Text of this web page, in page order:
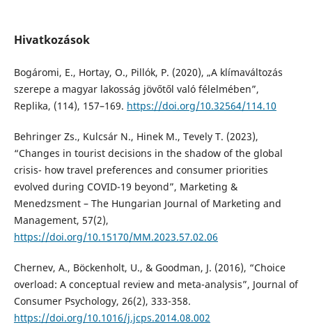
Hivatkozások
Bogáromi, E., Hortay, O., Pillók, P. (2020), „A klímaváltozás
szerepe a magyar lakosság jövőtől való félelmében”,
Replika, (114), 157–169. https://doi.org/10.32564/114.10
Behringer Zs., Kulcsár N., Hinek M., Tevely T. (2023),
“Changes in tourist decisions in the shadow of the global
crisis- how travel preferences and consumer priorities
evolved during COVID-19 beyond”, Marketing &
Menedzsment – The Hungarian Journal of Marketing and
Management, 57(2),
https://doi.org/10.15170/MM.2023.57.02.06
Chernev, A., Böckenholt, U., & Goodman, J. (2016), “Choice
overload: A conceptual review and meta-analysis”, Journal of
Consumer Psychology, 26(2), 333-358.
https://doi.org/10.1016/j.jcps.2014.08.002